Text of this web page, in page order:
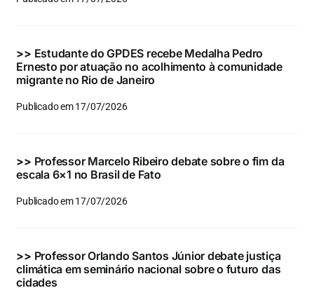
Eventos e Certificados
Buscar
para:
>> Estudante do GPDES recebe Medalha Pedro
Ernesto por atuação no acolhimento à comunidade
migrante no Rio de Janeiro
Publicado em 17/07/2026
>> Professor Marcelo Ribeiro debate sobre o fim da
escala 6×1 no Brasil de Fato
Publicado em 17/07/2026
>> Professor Orlando Santos Júnior debate justiça
climática em seminário nacional sobre o futuro das
cidades